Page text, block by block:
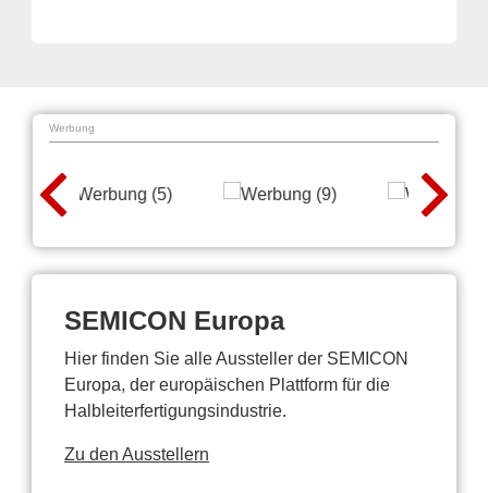
Werbung
SEMICON Europa
Hier finden Sie alle Aussteller der SEMICON
Europa, der europäischen Plattform für die
Halbleiterfertigungsindustrie.
Zu den Ausstellern